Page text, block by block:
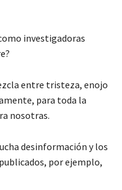
investigadoras
entre tristeza, enojo
para toda la
nosotras.
desinformación y los
por ejemplo,